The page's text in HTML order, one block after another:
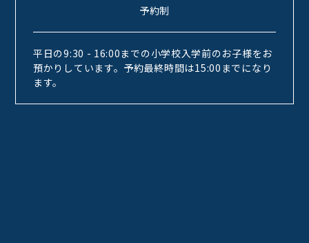
予約制
平日の9:30 - 16:00までの小学校入学前のお子様をお
預かりしています。予約最終時間は15:00までになり
ます。